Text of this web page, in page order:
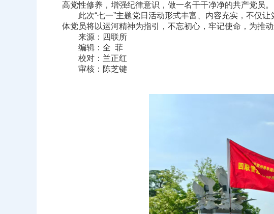
高党性修养，增强纪律意识，做一名干干净净的共产党员。
此次“七一”主题党日活动形式丰富、内容充实，不仅让
体党员将以运河精神为指引，不忘初心，牢记使命，为推
来源：四联所
编辑：全 菲
校对：兰正红
审核：陈芝键